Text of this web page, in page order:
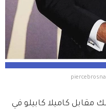
كاميلا كابيلو في